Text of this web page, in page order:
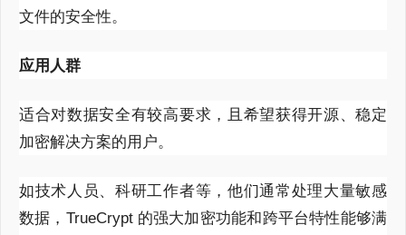
文件的安全性。
应用人群
适合对数据安全有较高要求，且希望获得开源、稳定
加密解决方案的用户。
如技术人员、科研工作者等，他们通常处理大量敏感
数据， TrueCrypt 的强大加密功能和跨平台特性能够满